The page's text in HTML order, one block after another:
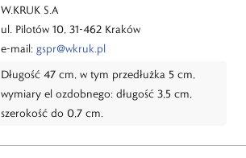
W.KRUK S.A
ul. Pilotów 10, 31-462 Kraków
e-mail: gspr@wkruk.pl
Długość 47 cm, w tym przedłużka 5 cm,
wymiary el ozdobnego: długość 3,5 cm,
szerokość do 0,7 cm.